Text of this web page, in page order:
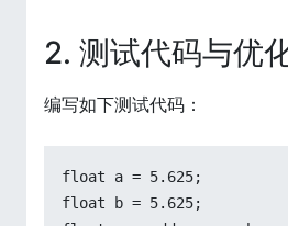
2. 测试代码与优
编写如下测试代码：
float a = 5.625;
float b = 5.625;